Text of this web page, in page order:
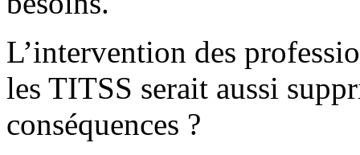
L’intervention des
les TITSS serait aussi
conséquences ?